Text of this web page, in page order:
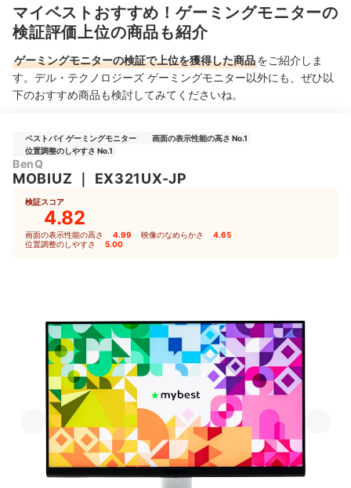
マイベストおすすめ！ゲーミングモニターの
検証評価上位の商品も紹介
ゲーミングモニターの検証で上位を獲得した商品をご紹介しま
す。デル・テクノロジーズ ゲーミングモニター以外にも、ぜひ以
下のおすすめ商品も検討してみてくださいね。
ベストバイ ゲーミングモニター
画面の表示性能の高さ No.1
位置調整のしやすさ No.1
BenQ
MOBIUZ EX321UX-JP
検証スコア
4.82
画面の表示性能の高さ 4.99 映像のなめらかさ 4.65
位置調整のしやすさ 5.00